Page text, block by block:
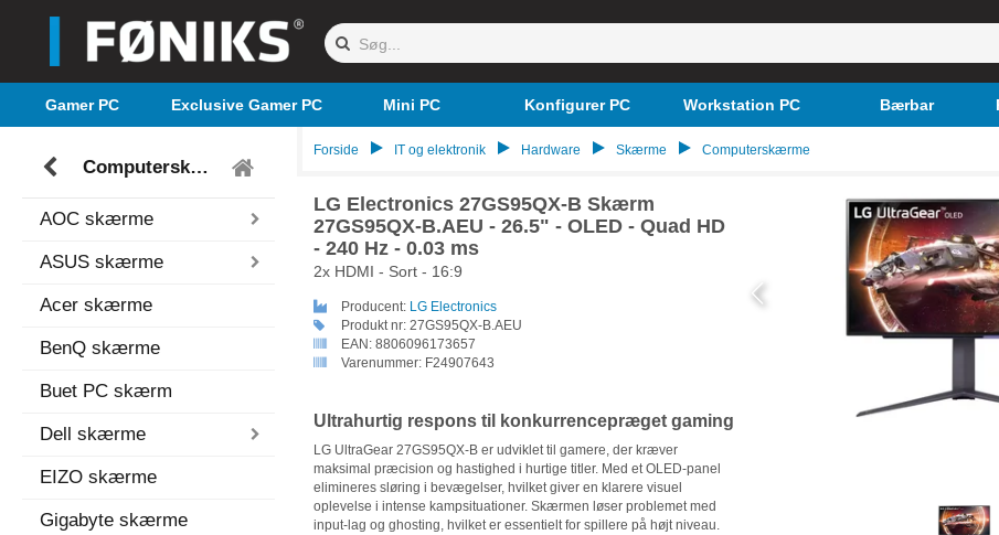
Gamer PC Exclusive Gamer PC Mini PC Konfigurer PC Workstation PC Bærbar
Computerskærme
AOC skærme
ASUS skærme
Acer skærme
BenQ skærme
Buet PC skærm
Dell skærme
EIZO skærme
Gigabyte skærme
Forside IT og elektronik Hardware Skærme Computerskærme
LG Electronics 27GS95QX-B Skærm
27GS95QX-B.AEU - 26.5" - OLED - Quad HD
- 240 Hz - 0.03 ms
2x HDMI - Sort - 16:9
Producent: LG Electronics
Produkt nr: 27GS95QX-B.AEU
EAN: 8806096173657
Varenummer: F24907643
Ultrahurtig respons til konkurrencepræget gaming
LG UltraGear 27GS95QX-B er udviklet til gamere, der kræver
maksimal præcision og hastighed i hurtige titler. Med et OLED-panel
elimineres sløring i bevægelser, hvilket giver en klarere visuel
oplevelse i intense kampsituationer. Skærmen løser problemet med
input-lag og ghosting, hvilket er essentielt for spillere på højt niveau.